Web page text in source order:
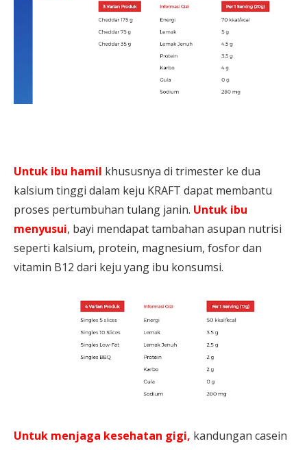
Untuk ibu hamil khususnya di trimester ke dua
kalsium tinggi dalam keju KRAFT dapat membantu
proses pertumbuhan tulang janin. Untuk ibu
menyusui, bayi mendapat tambahan asupan nutrisi
seperti kalsium, protein, magnesium, fosfor dan
vitamin B12 dari keju yang ibu konsumsi.
Untuk menjaga kesehatan gigi, kandungan casein